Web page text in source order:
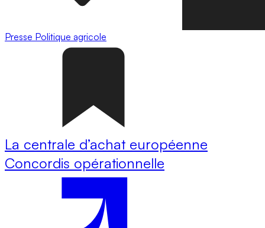
Presse Politique agricole
La centrale d’achat européenne
Concordis opérationnelle